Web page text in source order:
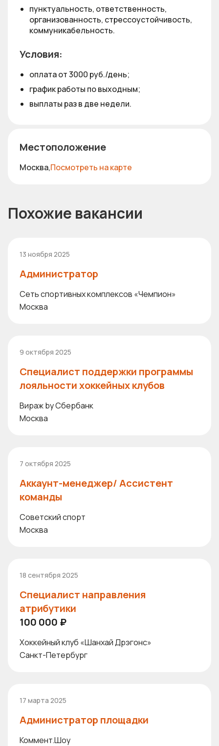
пунктуальность, ответственность,
организованность, стрессоустойчивость,
коммуникабельность.
Условия:
оплата от 3000 руб./день;
график работы по выходным;
выплаты раз в две недели.
Местоположение
Москва,Посмотреть на карте
Похожие вакансии
13 ноября 2025
Администратор
Сеть спортивных комплексов «Чемпион»
Москва
9 октября 2025
Специалист поддержки программы
лояльности хоккейных клубов
Вираж by Сбербанк
Москва
7 октября 2025
Аккаунт-менеджер/ Ассистент
команды
Советский спорт
Москва
18 сентября 2025
Специалист направления
атрибутики
100 000 ₽
Хоккейный клуб «Шанхай Дрэгонс»
Санкт-Петербург
17 марта 2025
Администратор площадки
Коммент.Шоу